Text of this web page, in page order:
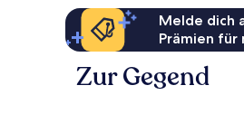
Melde dich
Prämien für
Zur Gegend